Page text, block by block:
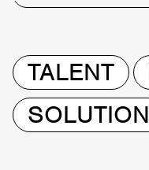
TALENT
SOLUTION